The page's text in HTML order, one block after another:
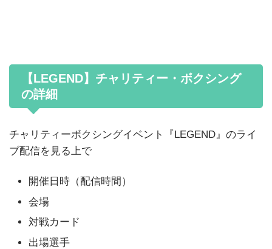
【LEGEND】チャリティー・ボクシング
の詳細
チャリティーボクシングイベント『LEGEND』のライ
ブ配信を見る上で
開催日時（配信時間）
会場
対戦カード
出場選手